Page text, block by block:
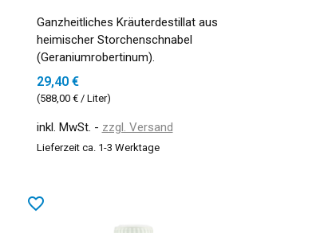
Ganzheitliches Kräuterdestillat aus
heimischer Storchenschnabel
(Geraniumrobertinum).
29,40 €
(588,00 € / Liter)
inkl. MwSt. zzgl. Versand
Lieferzeit ca. 1-3 Werktage
favorite_border